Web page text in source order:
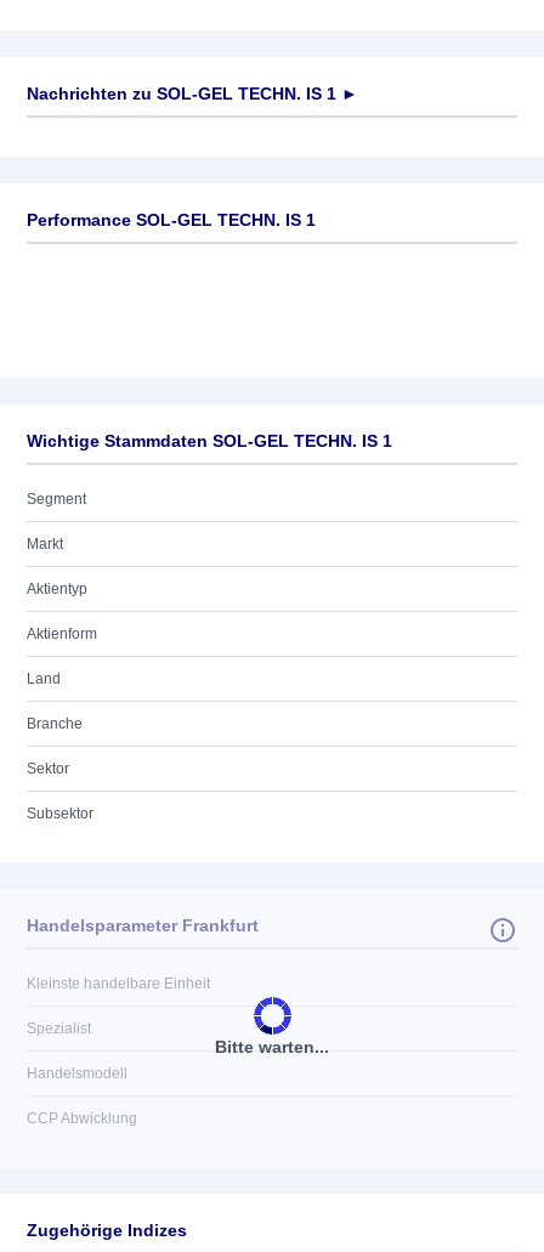
Nachrichten zu SOL-GEL TECHN. IS 1 ►
Performance SOL-GEL TECHN. IS 1
Wichtige Stammdaten SOL-GEL TECHN. IS 1
Segment
Markt
Aktientyp
Aktienform
Land
Branche
Sektor
Subsektor
Bitte warten...
Handelsparameter Frankfurt
Kleinste handelbare Einheit
Spezialist
Handelsmodell
CCP Abwicklung
Zugehörige Indizes